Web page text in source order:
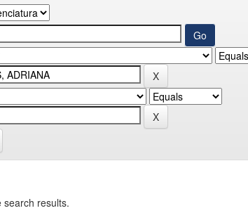
search results.